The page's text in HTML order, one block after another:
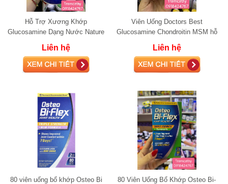
Hỗ Trợ Xương Khớp
Glucosamine Dạng Nước Nature
Liên hệ
Viên Uống Doctors Best
Glucosamine Chondroitin MSM hỗ
Liên hệ
80 viên uống bổ khớp Osteo Bi
80 Viên Uống Bổ Khớp Osteo Bi-